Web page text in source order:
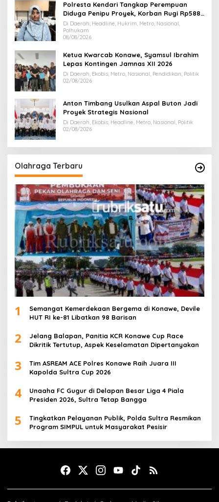
Polresta Kendari Tangkap Perempuan
Diduga Penipu Proyek, Korban Rugi Rp588,1
Juta
Di Daerah, Headline, Hukrim, Metro, Nasional,
Polhukam
08/08/2026
Ketua Kwarcab Konawe, Syamsul Ibrahim
Lepas Kontingen Jamnas XII 2026
Di Daerah, Ekobis, Metro, Nasional, Pendidikan, Politik
02/08/2026
Anton Timbang Usulkan Aspal Buton Jadi
Proyek Strategis Nasional
Di Daerah, Ekobis, Headline, Metro, Nasional, Politik
02/08/2026
Olahraga Terbaru
1
Semangat Kemerdekaan Bergema di Konawe, Devile
HUT RI ke-81 Libatkan 98 Barisan
2
Jelang Balapan, Panitia KCR Konawe Cup Race
Dikritik Tertutup, Aspek Keselamatan Dipertanyakan
3
Tim ASREAM ACE Polres Konawe Raih Juara III
Kapolda Sultra Cup 2026
4
Unaaha FC Gugur di Delapan Besar Liga 4 Piala
Presiden 2026, Sultra Tetap Bangga
5
Tingkatkan Pelayanan Publik, Polda Sultra Resmikan
Program SIMPUL untuk Masyarakat Pesisir